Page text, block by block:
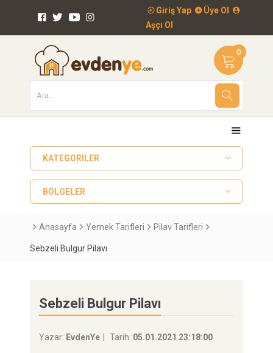
Giriş Yap
Üye Ol
Aşçı Ol
0
KATEGORILER
BÖLGELER
Anasayfa Yemek Tarifleri Pilav Tarifleri
Sebzeli Bulgur Pilavı
Sebzeli Bulgur Pilavı
Yazar: EvdenYe Tarih :05.01.2021 23:18:00